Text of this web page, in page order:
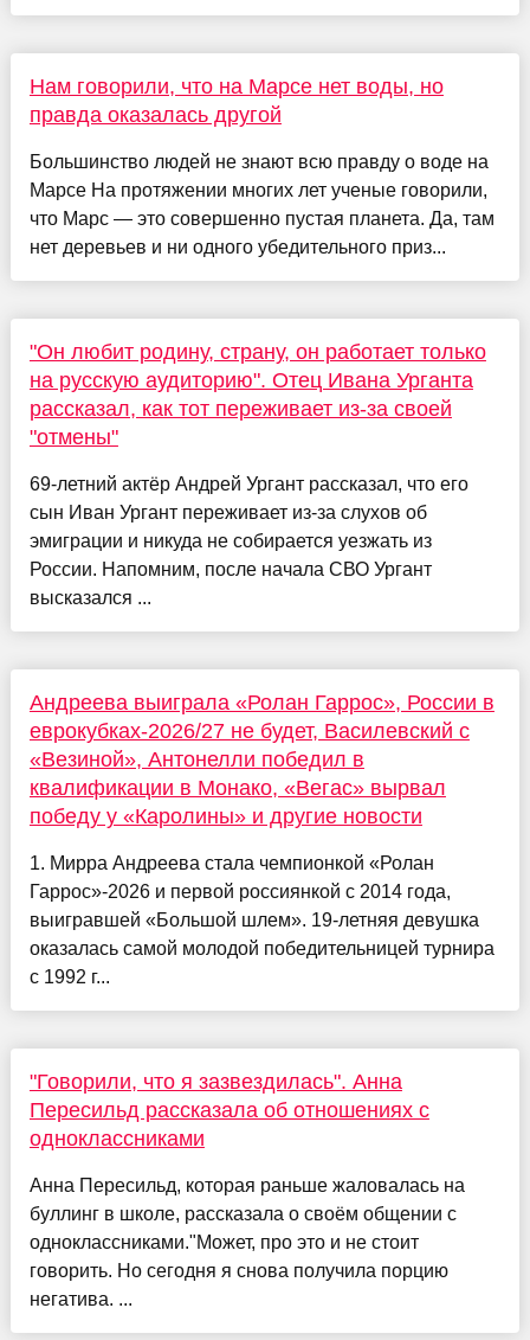
Нам говорили, что на Марсе нет воды, но
правда оказалась другой
Большинство людей не знают всю правду о воде на
Марсе На протяжении многих лет ученые говорили,
что Марс — это совершенно пустая планета. Да, там
нет деревьев и ни одного убедительного приз...
"Он любит родину, страну, он работает только
на русскую аудиторию". Отец Ивана Урганта
рассказал, как тот переживает из-за своей
"отмены"
69-летний актёр Андрей Ургант рассказал, что его
сын Иван Ургант переживает из-за слухов об
эмиграции и никуда не собирается уезжать из
России. Напомним, после начала СВО Ургант
высказался ...
Андреева выиграла «Ролан Гаррос», России в
еврокубках-2026/27 не будет, Василевский с
«Везиной», Антонелли победил в
квалификации в Монако, «Вегас» вырвал
победу у «Каролины» и другие новости
1. Мирра Андреева стала чемпионкой «Ролан
Гаррос»-2026 и первой россиянкой с 2014 года,
выигравшей «Большой шлем». 19-летняя девушка
оказалась самой молодой победительницей турнира
с 1992 г...
"Говорили, что я зазвездилась". Анна
Пересильд рассказала об отношениях с
одноклассниками
Анна Пересильд, которая раньше жаловалась на
буллинг в школе, рассказала о своём общении с
одноклассниками."Может, про это и не стоит
говорить. Но сегодня я снова получила порцию
негатива. ...